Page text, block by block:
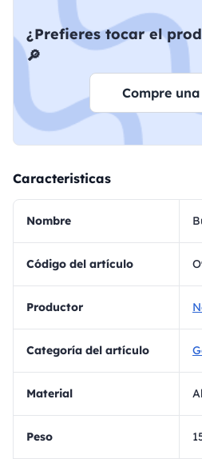
¿Prefieres tocar el
🔎
Compre
Caracteristicas
Nombre
Código del artículo
Productor
Categoría del artículo
Material
Peso